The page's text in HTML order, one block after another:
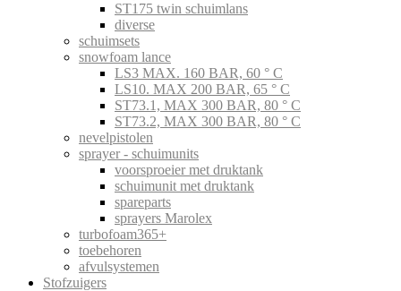
ST175 twin schuimlans
diverse
schuimsets
snowfoam lance
LS3 MAX. 160 BAR, 60 ° C
LS10. MAX 200 BAR, 65 ° C
ST73.1, MAX 300 BAR, 80 ° C
ST73.2, MAX 300 BAR, 80 ° C
nevelpistolen
sprayer - schuimunits
voorsproeier met druktank
schuimunit met druktank
spareparts
sprayers Marolex
turbofoam365+
toebehoren
afvulsystemen
Stofzuigers